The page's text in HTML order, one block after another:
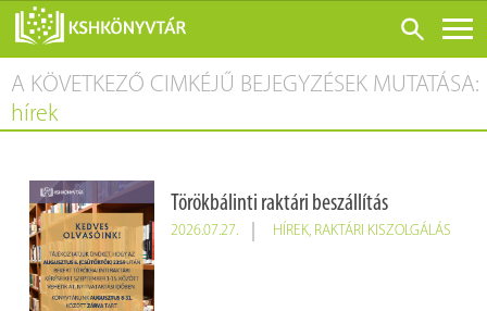
ONLINE KATALÓGUS
RÓLUNK
SZOLGÁLTATÁSOK
KONFERENCIÁK
ADATBÁZISOK
A KÖVETKEZŐ CIMKÉJŰ BEJEGYZÉSEK MUTATÁSA:
hírek
Törökbálinti raktári beszállítás
2026.07.27. HÍREK, RAKTÁRI KISZOLGÁLÁS